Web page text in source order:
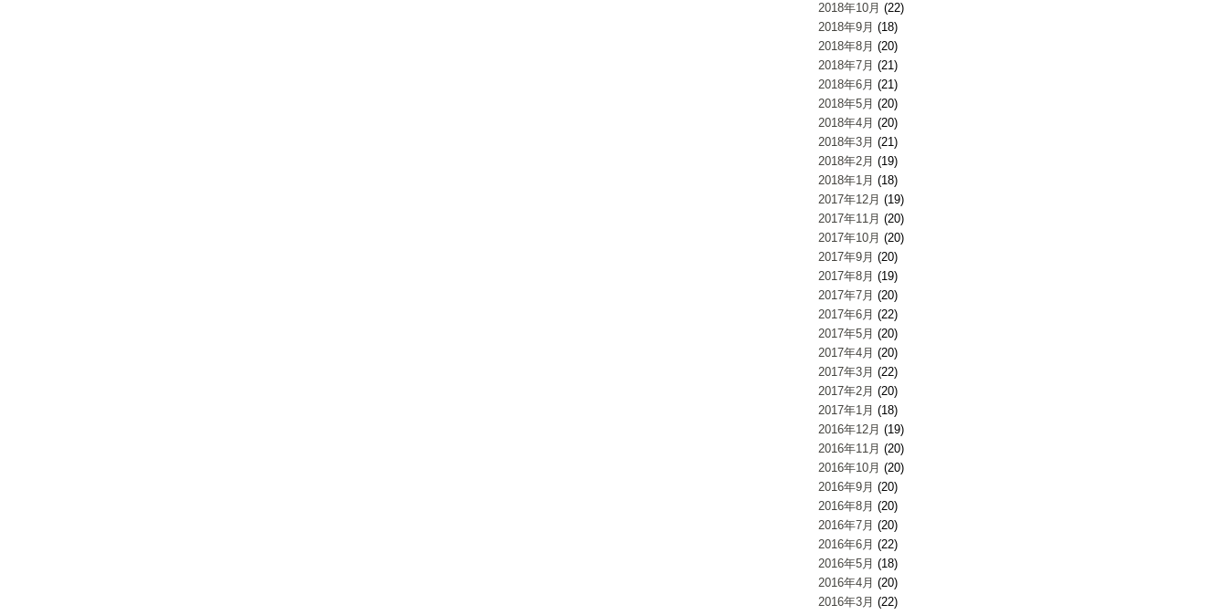
2018年10月 (22)
2018年9月 (18)
2018年8月 (20)
2018年7月 (21)
2018年6月 (21)
2018年5月 (20)
2018年4月 (20)
2018年3月 (21)
2018年2月 (19)
2018年1月 (18)
2017年12月 (19)
2017年11月 (20)
2017年10月 (20)
2017年9月 (20)
2017年8月 (19)
2017年7月 (20)
2017年6月 (22)
2017年5月 (20)
2017年4月 (20)
2017年3月 (22)
2017年2月 (20)
2017年1月 (18)
2016年12月 (19)
2016年11月 (20)
2016年10月 (20)
2016年9月 (20)
2016年8月 (20)
2016年7月 (20)
2016年6月 (22)
2016年5月 (18)
2016年4月 (20)
2016年3月 (22)